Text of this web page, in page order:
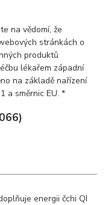
na vědomí, že
stránkách o
produktů
lékařem západní
na základě nařízení
a směrnic EU. *
energii čchi QI